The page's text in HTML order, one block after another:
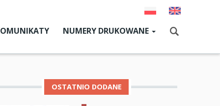
NUMERY DRUKOWANE
Aktualny numer
OSTATNIO DODANE